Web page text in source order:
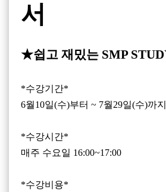
서
★쉽고 재밌는 SMP
*수강기간*
6월10일(수)부터 ~ 7월29일(수)까지
*수강시간*
매주 수요일 16:00~17:00
*수강비용*